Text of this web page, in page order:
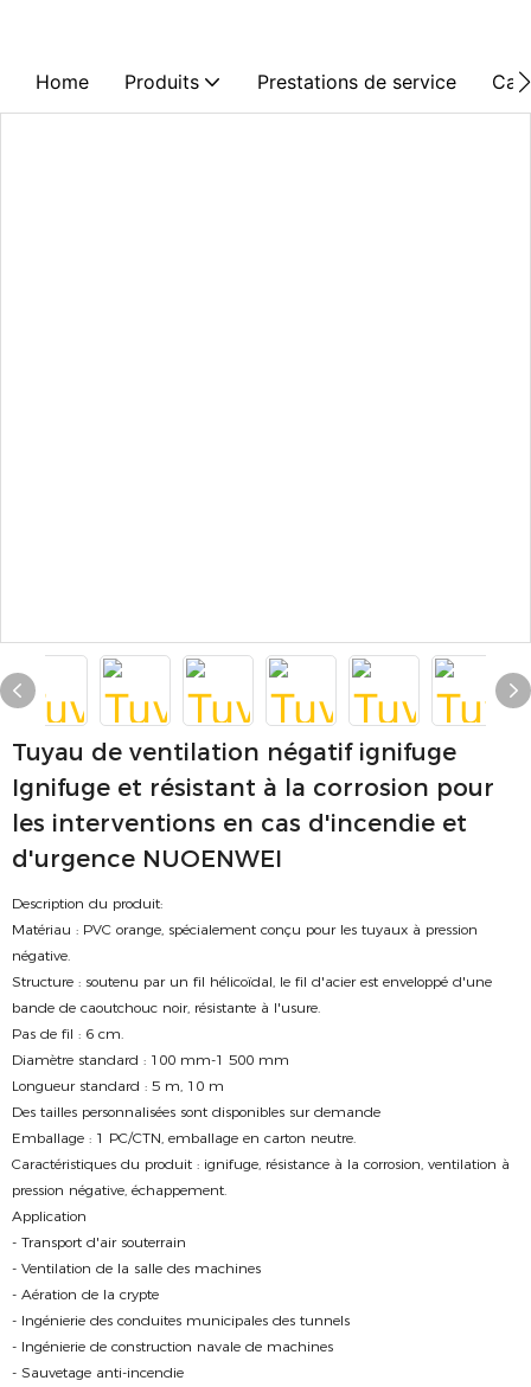
Home Produits Prestations de service Cas
Tuyau de ventilation négatif ignifuge
Ignifuge et résistant à la corrosion pour
les interventions en cas d'incendie et
d'urgence NUOENWEI
Description du produit:
Matériau : PVC orange, spécialement conçu pour les tuyaux à pression
négative.
Structure : soutenu par un fil hélicoïdal, le fil d'acier est enveloppé d'une
bande de caoutchouc noir, résistante à l'usure.
Pas de fil : 6 cm.
Diamètre standard : 100 mm-1 500 mm
Longueur standard : 5 m, 10 m
Des tailles personnalisées sont disponibles sur demande
Emballage : 1 PC/CTN, emballage en carton neutre.
Caractéristiques du produit : ignifuge, résistance à la corrosion, ventilation à
pression négative, échappement.
Application
- Transport d'air souterrain
- Ventilation de la salle des machines
- Aération de la crypte
- Ingénierie des conduites municipales des tunnels
- Ingénierie de construction navale de machines
- Sauvetage anti-incendie